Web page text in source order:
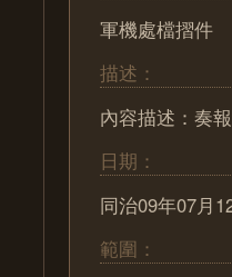
軍機處檔摺件
描述：
內容描述：奏
日期：
同治09年07月
範圍：